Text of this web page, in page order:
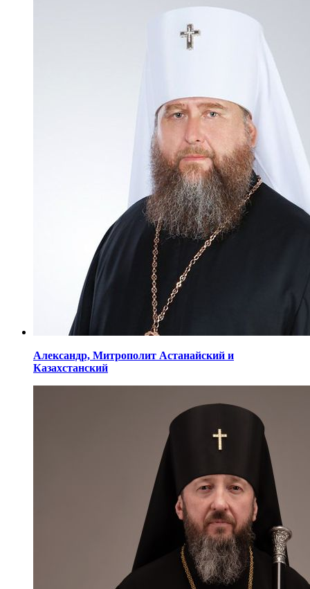
Александр, Митрополит Астанайский и
Казахстанский